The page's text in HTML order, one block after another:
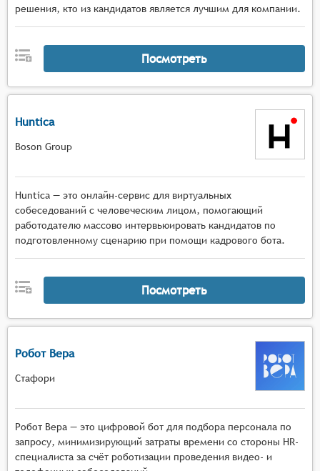
решения, кто из кандидатов является лучшим для компании.
Посмотреть
Huntica
Boson Group
Huntica — это онлайн-сервис для виртуальных
собеседований с человеческим лицом, помогающий
работодателю массово интервьюировать кандидатов по
подготовленному сценарию при помощи кадрового бота.
Посмотреть
Робот Вера
Стафори
Робот Вера — это цифровой бот для подбора персонала по
запросу, минимизирующий затраты времени со стороны HR-
специалиста за счёт роботизации проведения видео- и